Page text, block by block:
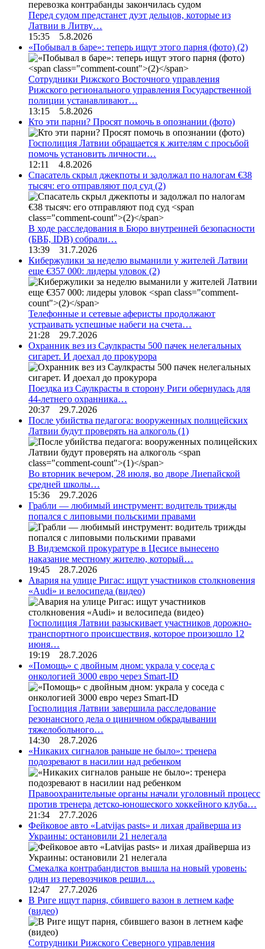
Перед судом предстанет дуэт дельцов, которые из
Латвии в Литву…
15:35 5.8.2026
«Побывал в баре»: теперь ищут этого парня (фото) (2)
Сотрудники Рижского Восточного управления
Рижского регионального управления Государственной
полиции устанавливают…
13:15 5.8.2026
Кто эти парни? Просят помочь в опознании (фото)
Госполиция Латвии обращается к жителям с просьбой
помочь установить личности…
12:11 4.8.2026
Спасатель скрыл джекпоты и задолжал по налогам €38
тысяч: его отправляют под суд (2)
В ходе расследования в Бюро внутренней безопасности
(БВБ, IDB) собрали…
13:39 31.7.2026
Кибержулики за неделю выманили у жителей Латвии
еще €357 000: лидеры уловок (2)
Телефонные и сетевые аферисты продолжают
устраивать успешные набеги на счета…
21:28 29.7.2026
Охранник вез из Саулкрасты 500 пачек нелегальных
сигарет. И доехал до прокурора
Поездка из Саулкрасты в сторону Риги обернулась для
44-летнего охранника…
20:37 29.7.2026
После убийства педагога: вооруженных полицейских
Латвии будут проверять на алкоголь (1)
Во вторник вечером, 28 июля, во дворе Лиепайской
средней школы…
15:36 29.7.2026
Грабли — любимый инструмент: водитель трижды
попался с липовыми польскими правами
В Видземской прокуратуре в Цесисе вынесено
наказание местному жителю, который…
19:45 28.7.2026
Авария на улице Ригас: ищут участников столкновения
«Audi» и велосипеда (видео)
Госполиция Латвии разыскивает участников дорожно-
транспортного происшествия, которое произошло 12
июня…
19:19 28.7.2026
«Помощь» с двойным дном: украла у соседа с
онкологией 3000 евро через Smart-ID
Госполиция Латвии завершила расследование
резонансного дела о циничном обкрадывании
тяжелобольного…
14:30 28.7.2026
«Никаких сигналов раньше не было»: тренера
подозревают в насилии над ребенком
Правоохранительные органы начали уголовный процесс
против тренера детско-юношеского хоккейного клуба…
21:34 27.7.2026
Фейковое авто «Latvijas pasts» и лихая драйверша из
Украины: остановили 21 нелегала
Смекалка контрабандистов вышла на новый уровень:
один из перевозчиков решил…
12:47 27.7.2026
В Риге ищут парня, сбившего вазон в летнем кафе
(видео)
Сотрудники Рижского Северного управления